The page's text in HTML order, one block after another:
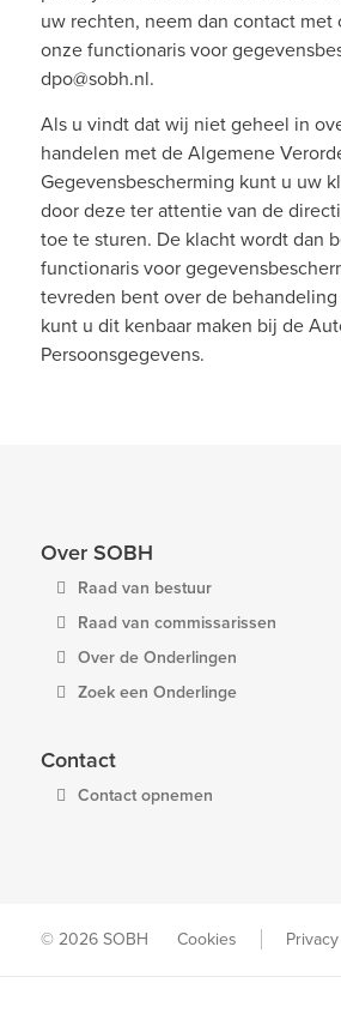
uw rechten, neem dan contact met
onze functionaris voor
dpo@sobh.nl.
Als u vindt dat wij niet geheel in
handelen met de Algemene
Gegevensbescherming kunt u uw
door deze ter attentie van de
toe te sturen. De klacht wordt dan
functionaris voor
tevreden bent over de
kunt u dit kenbaar maken bij de
Persoonsgegevens.
Over SOBH
Raad van bestuur
Raad van commissarissen
Over de Onderlingen
Zoek een Onderlinge
Contact
Contact opnemen
© 2026 SOBH Cookies Privacy